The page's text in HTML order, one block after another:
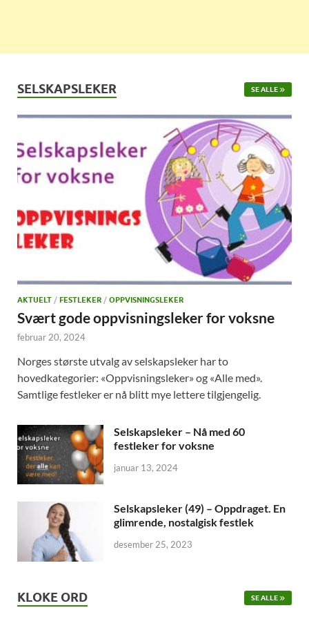
SELSKAPSLEKER SE ALLE
AKTUELT / FESTLEKER / OPPVISNINGSLEKER
Svært gode oppvisningsleker for voksne
februar 20, 2024
Norges største utvalg av selskapsleker har to
hovedkategorier: «Oppvisningsleker» og «Alle med».
Samtlige festleker er nå blitt mye lettere tilgjengelig.
Selskapsleker – Nå med 60
festleker for voksne
januar 13, 2024
Selskapsleker (49) – Oppdraget. En
glimrende, nostalgisk festlek
desember 25, 2023
KLOKE ORD SE ALLE